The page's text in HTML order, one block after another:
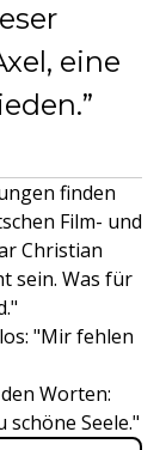
eine
finden
Film- und
Christian
sein. Was für
"Mir fehlen
Worten:
schöne Seele."